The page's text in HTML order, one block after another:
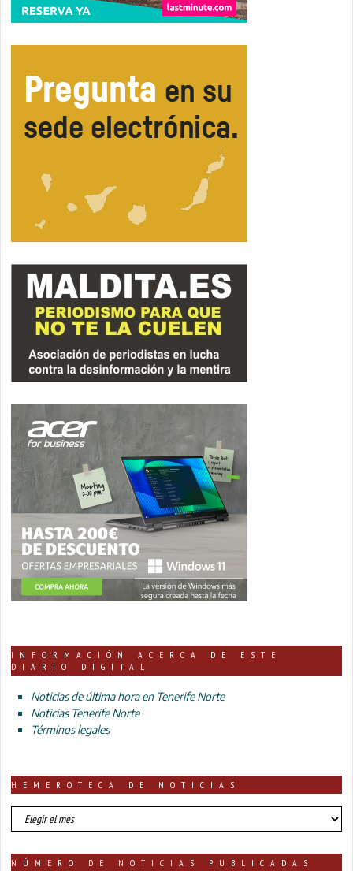
INFORMACIÓN ACERCA DE ESTE
DIARIO DIGITAL
Noticias de última hora en Tenerife Norte
Noticias Tenerife Norte
Términos legales
HEMEROTECA DE NOTICIAS
HEMEROTECA
DE
NÚMERO DE NOTICIAS PUBLICADAS